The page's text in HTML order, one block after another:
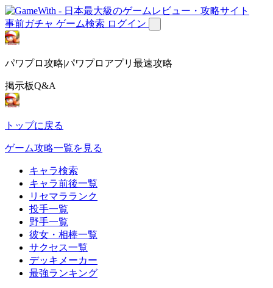
事前ガチャ ゲーム検索 ログイン
パワプロ攻略|パワプロアプリ最速攻略
掲示板Q&A
トップに戻る
ゲーム攻略一覧を見る
キャラ検索
キャラ前後一覧
リセマラランク
投手一覧
野手一覧
彼女・相棒一覧
サクセス一覧
デッキメーカー
最強ランキング